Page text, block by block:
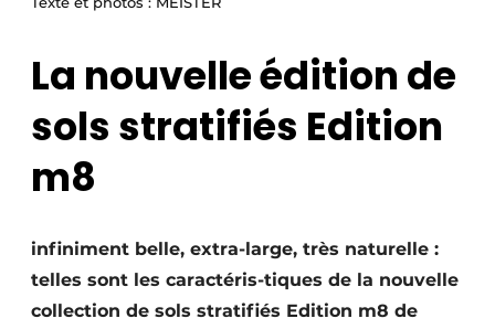
Privacy / Cookie statement
S’inscrire
S’inscrire
Video’s
La nouvelle édition de
sols stratifiés Edition
m8
infiniment belle, extra-large, très naturelle :
telles sont les caractéris-tiques de la nouvelle
collection de sols stratifiés Edition m8 de